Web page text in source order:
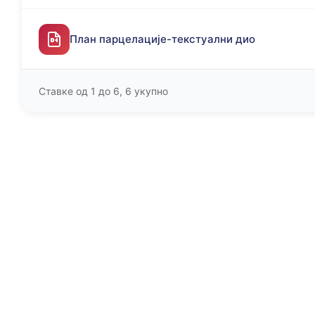
План парцелације-текстуални дио
Ставке од 1 до 6, 6 укупно